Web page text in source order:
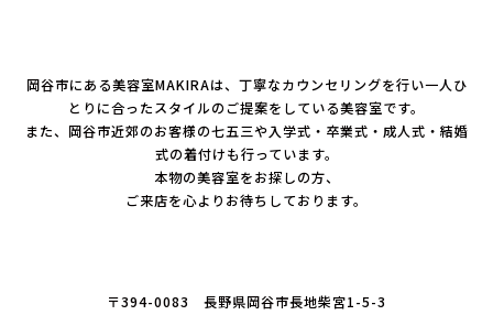
岡谷市にある美容室MAKIRAは、丁寧なカウンセリングを行い一人ひ
とりに合ったスタイルのご提案をしている美容室です。
また、岡谷市近郊のお客様の七五三や入学式・卒業式・成人式・結婚
式の着付けも行っています。
本物の美容室をお探しの方、
ご来店を心よりお待ちしております。
〒394-0083 長野県岡谷市長地柴宮1-5-3